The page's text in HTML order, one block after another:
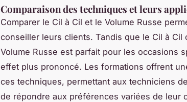
Comparaison des techniques et leurs
Comparer le Cil à Cil et le Volume Russe
conseiller leurs clients. Tandis que le Cil à
Volume Russe est parfait pour les occasions
effet plus prononcé. Les formations offrent
ces techniques, permettant aux techniciens
de répondre aux préférences variées de leur